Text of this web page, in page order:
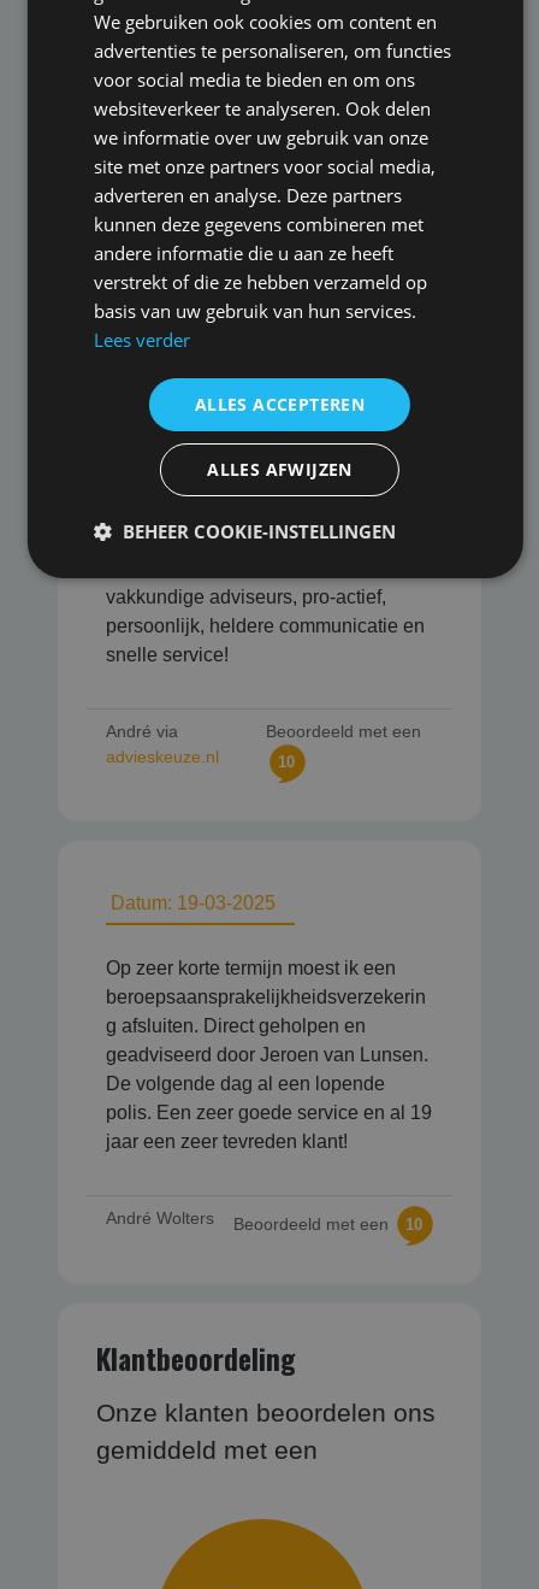
Nienke via
advieskeuze.nl
Beoordeeld met een
10
Datum: 19-03-2025
Op zeer korte termijn moest ik een
beroepsaansprakelijkheidsverzekerin
g gaan afsluiten vanwege een nieuwe
opdracht. Daarom direct contact
verzekeringskantoor Henst &amp;
Lunsen. Jeroen van Lunsen heeft mij
direct vakkundig geadviseerd,
waardoor ik de volgende dag al een
19 jaar een zeer tevreden klant. Een
vakkundige adviseurs, pro-actief,
persoonlijk, heldere communicatie en
snelle service!
André via
advieskeuze.nl
Beoordeeld met een
10
Datum: 19-03-2025
Op zeer korte termijn moest ik een
beroepsaansprakelijkheidsverzekerin
g afsluiten. Direct geholpen en
geadviseerd door Jeroen van Lunsen.
De volgende dag al een lopende
polis. Een zeer goede service en al 19
jaar een zeer tevreden klant!
André Wolters Beoordeeld met een 10
Klantbeoordeling
Onze klanten beoordelen ons
gemiddeld met een
We gebruiken ook cookies om content en
advertenties te personaliseren, om functies
voor social media te bieden en om ons
websiteverkeer te analyseren. Ook delen
we informatie over uw gebruik van onze
site met onze partners voor social media,
adverteren en analyse. Deze partners
kunnen deze gegevens combineren met
andere informatie die u aan ze heeft
verstrekt of die ze hebben verzameld op
basis van uw gebruik van hun services.
Lees verder
ALLES ACCEPTEREN
ALLES AFWIJZEN
BEHEER COOKIE-INSTELLINGEN